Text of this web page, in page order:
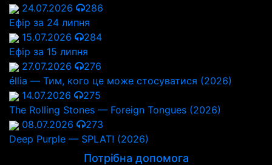
24.07.2026
286
Ефір за 24 липня
15.07.2026
284
Ефір за 15 липня
27.07.2026
276
éllia — Тим, кого це може стосуватися (2026)
14.07.2026
275
The Rolling Stones — Foreign Tongues (2026)
08.07.2026
273
Deep Purple — SPLAT! (2026)
Потрібна допомога